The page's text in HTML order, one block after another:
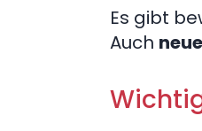
Es gibt
Auch